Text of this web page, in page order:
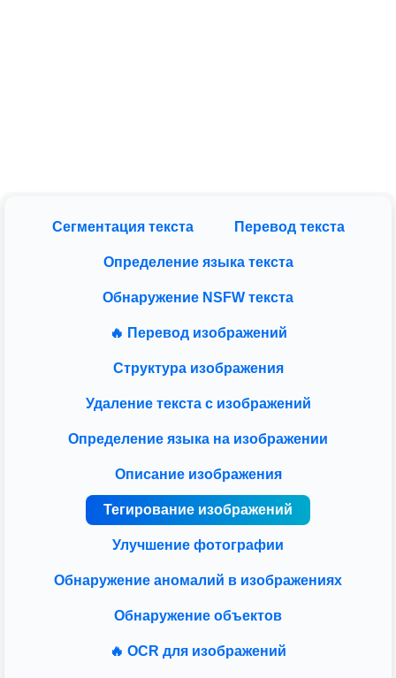
Сегментация текста Перевод текста
Определение языка текста
Обнаружение NSFW текста
🔥 Перевод изображений
Структура изображения
Удаление текста с изображений
Определение языка на изображении
Описание изображения
Тегирование изображений
Улучшение фотографии
Обнаружение аномалий в изображениях
Обнаружение объектов
🔥 OCR для изображений